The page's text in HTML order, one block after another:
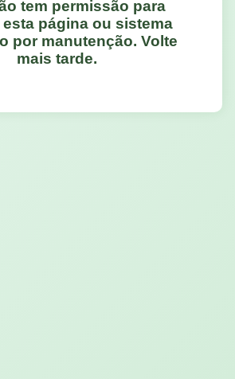
tem permissão para
página ou sistema
por manutenção. Volte
mais tarde.